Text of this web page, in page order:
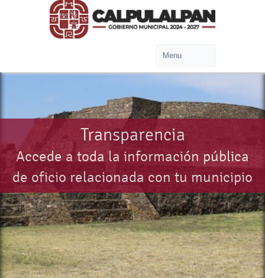
Transparencia
Accede a toda la información pública
de oficio relacionada con tu municipio